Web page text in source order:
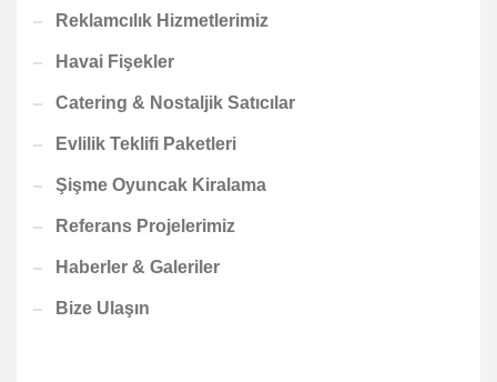
Reklamcılık Hizmetlerimiz
Havai Fişekler
Catering & Nostaljik Satıcılar
Evlilik Teklifi Paketleri
Şişme Oyuncak Kiralama
Referans Projelerimiz
Haberler & Galeriler
Bize Ulaşın